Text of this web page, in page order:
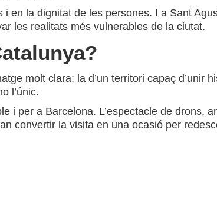
en la dignitat de les persones. I a Sant
les realitats més vulnerables de la ciutat.
molt clara: la d’un territori capaç d’unir
l’únic.
i per a Barcelona. L’espectacle de drons,
convertir la visita en una ocasió per